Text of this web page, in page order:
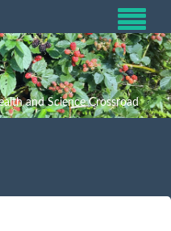
and Science Crossroad